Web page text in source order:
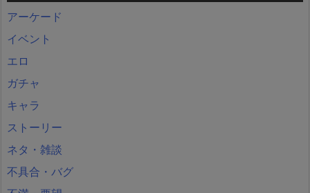
アーケード
イベント
エロ
ガチャ
キャラ
ストーリー
ネタ・雑談
不具合・バグ